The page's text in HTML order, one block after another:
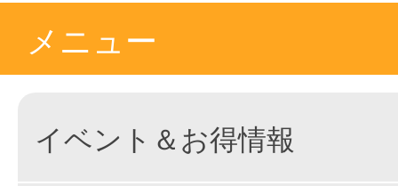
メニュー
イベント＆お得情報